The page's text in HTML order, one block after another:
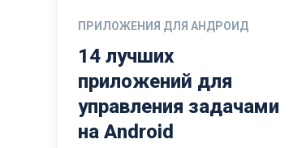
ПРИЛОЖЕНИЯ ДЛЯ АНДРОИД
14 лучших
приложений для
управления задачами
на Android